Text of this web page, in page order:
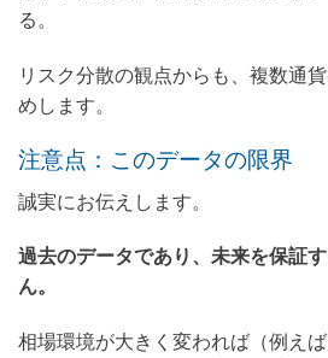
る。
リスク分散の観点からも、複数通
めします。
注意点：このデータの限界
誠実にお伝えします。
過去のデータであり、未来を保証
ん。
相場環境が大きく変われば（例え